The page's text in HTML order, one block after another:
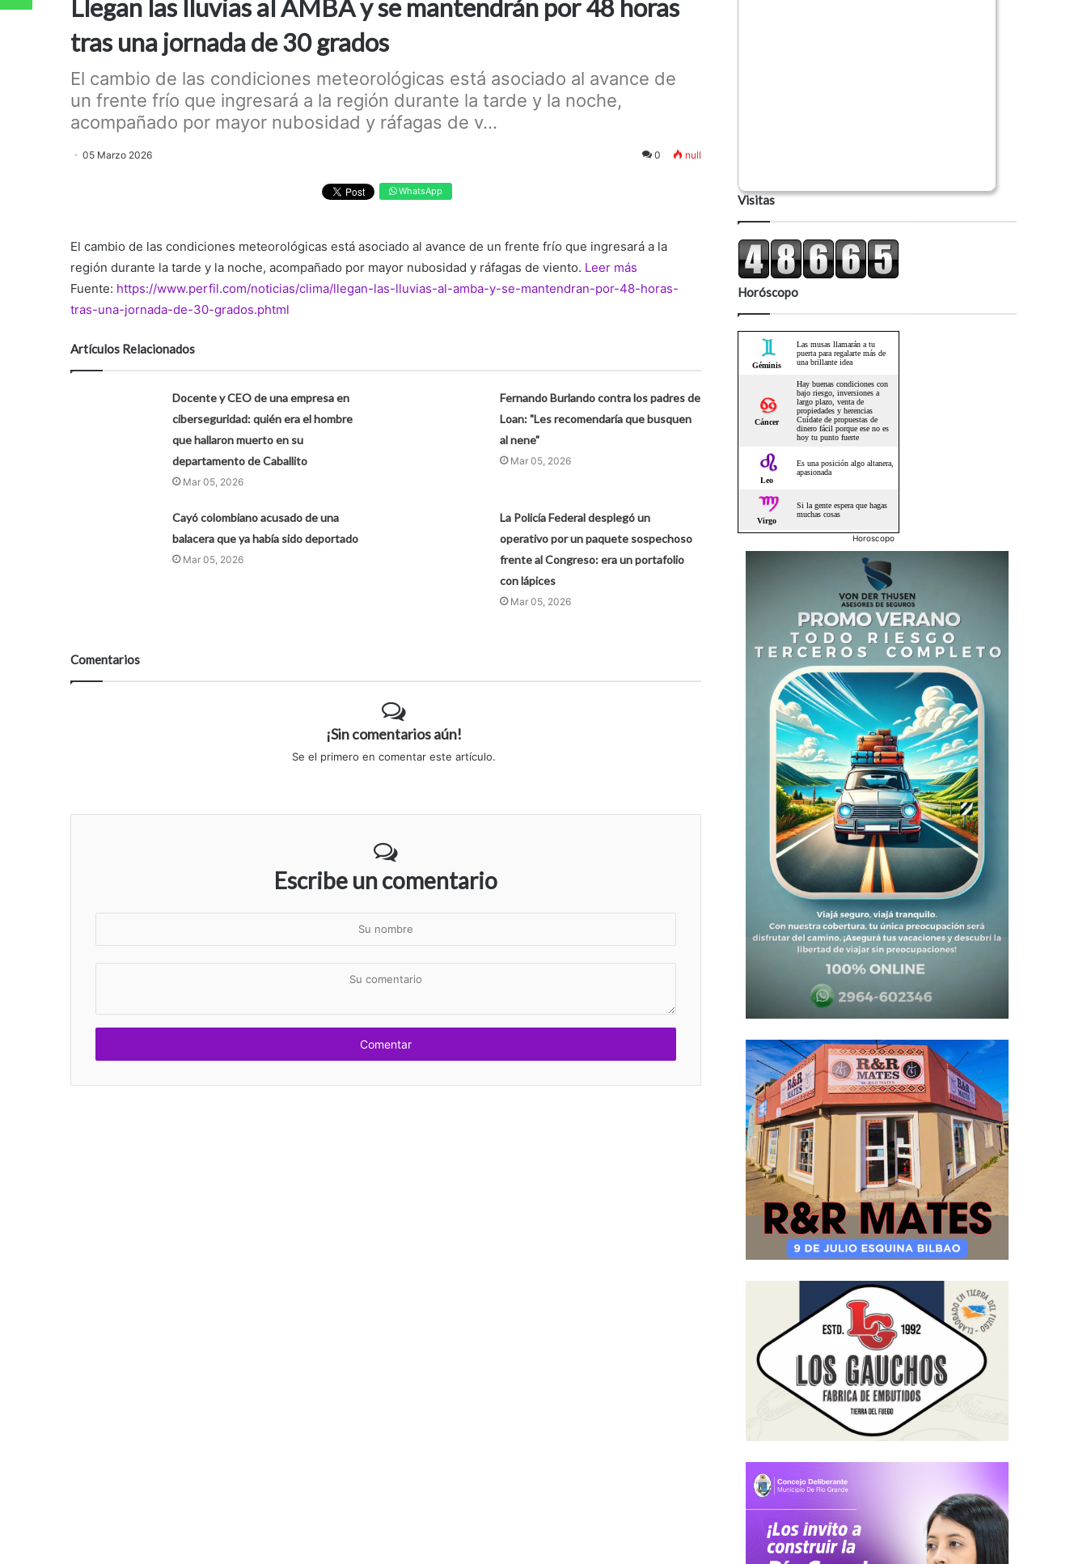
Llegan las lluvias al AMBA y se mantendrán por 48 horas
tras una jornada de 30 grados
El cambio de las condiciones meteorológicas está asociado al avance de
un frente frío que ingresará a la región durante la tarde y la noche,
acompañado por mayor nubosidad y ráfagas de v...
05 Marzo 2026 0 null
WhatsApp
El cambio de las condiciones meteorológicas está asociado al avance de un frente frío que ingresará a la
región durante la tarde y la noche, acompañado por mayor nubosidad y ráfagas de viento. Leer más
Fuente: https://www.perfil.com/noticias/clima/llegan-las-lluvias-al-amba-y-se-mantendran-por-48-horas-
tras-una-jornada-de-30-grados.phtml
Artículos Relacionados
Docente y CEO de una empresa en
ciberseguridad: quién era el hombre
que hallaron muerto en su
departamento de Caballito
Mar 05, 2026
Fernando Burlando contra los padres de
Loan: "Les recomendaría que busquen
al nene"
Mar 05, 2026
Cayó colombiano acusado de una
balacera que ya había sido deportado
Mar 05, 2026
La Policía Federal desplegó un
operativo por un paquete sospechoso
frente al Congreso: era un portafolio
con lápices
Mar 05, 2026
Comentarios
¡Sin comentarios aún!
Se el primero en comentar este artículo.
Escribe un comentario
t
Visitas
Horóscopo
Horoscopo